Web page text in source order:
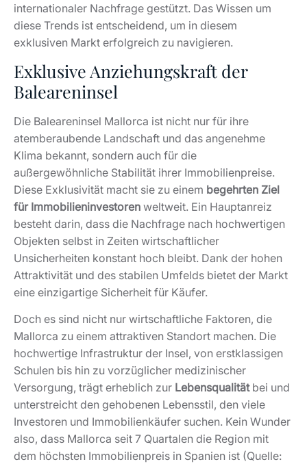
internationaler Nachfrage gestützt. Das Wissen um
diese Trends ist entscheidend, um in diesem
exklusiven Markt erfolgreich zu navigieren.
Exklusive Anziehungskraft der
Baleareninsel
Die Baleareninsel Mallorca ist nicht nur für ihre
atemberaubende Landschaft und das angenehme
Klima bekannt, sondern auch für die
außergewöhnliche Stabilität ihrer Immobilienpreise.
Diese Exklusivität macht sie zu einem begehrten Ziel
für Immobilieninvestoren weltweit. Ein Hauptanreiz
besteht darin, dass die Nachfrage nach hochwertigen
Objekten selbst in Zeiten wirtschaftlicher
Unsicherheiten konstant hoch bleibt. Dank der hohen
Attraktivität und des stabilen Umfelds bietet der Markt
eine einzigartige Sicherheit für Käufer.
Doch es sind nicht nur wirtschaftliche Faktoren, die
Mallorca zu einem attraktiven Standort machen. Die
hochwertige Infrastruktur der Insel, von erstklassigen
Schulen bis hin zu vorzüglicher medizinischer
Versorgung, trägt erheblich zur Lebensqualität bei und
unterstreicht den gehobenen Lebensstil, den viele
Investoren und Immobilienkäufer suchen. Kein Wunder
also, dass Mallorca seit 7 Quartalen die Region mit
dem höchsten Immobilienpreis in Spanien ist (Quelle: